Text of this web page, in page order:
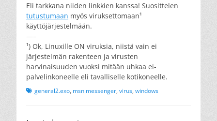
Eli tarkkana niiden linkkien kanssa! Suosittelen
tutustumaan myös viruksettomaan¹
käyttöjärjestelmään.
—–
¹) Ok, Linuxille ON viruksia, niistä vain ei
järjestelmän rakenteen ja virusten
harvinaisuuden vuoksi mitään uhkaa ei-
palvelinkoneelle eli tavalliselle kotikoneelle.
Tagsgeneral2.exo, msn messenger, virus, windows